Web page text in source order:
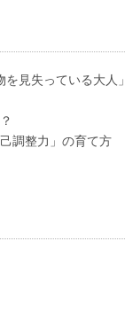
見失っている大人」
調整力」の育て方